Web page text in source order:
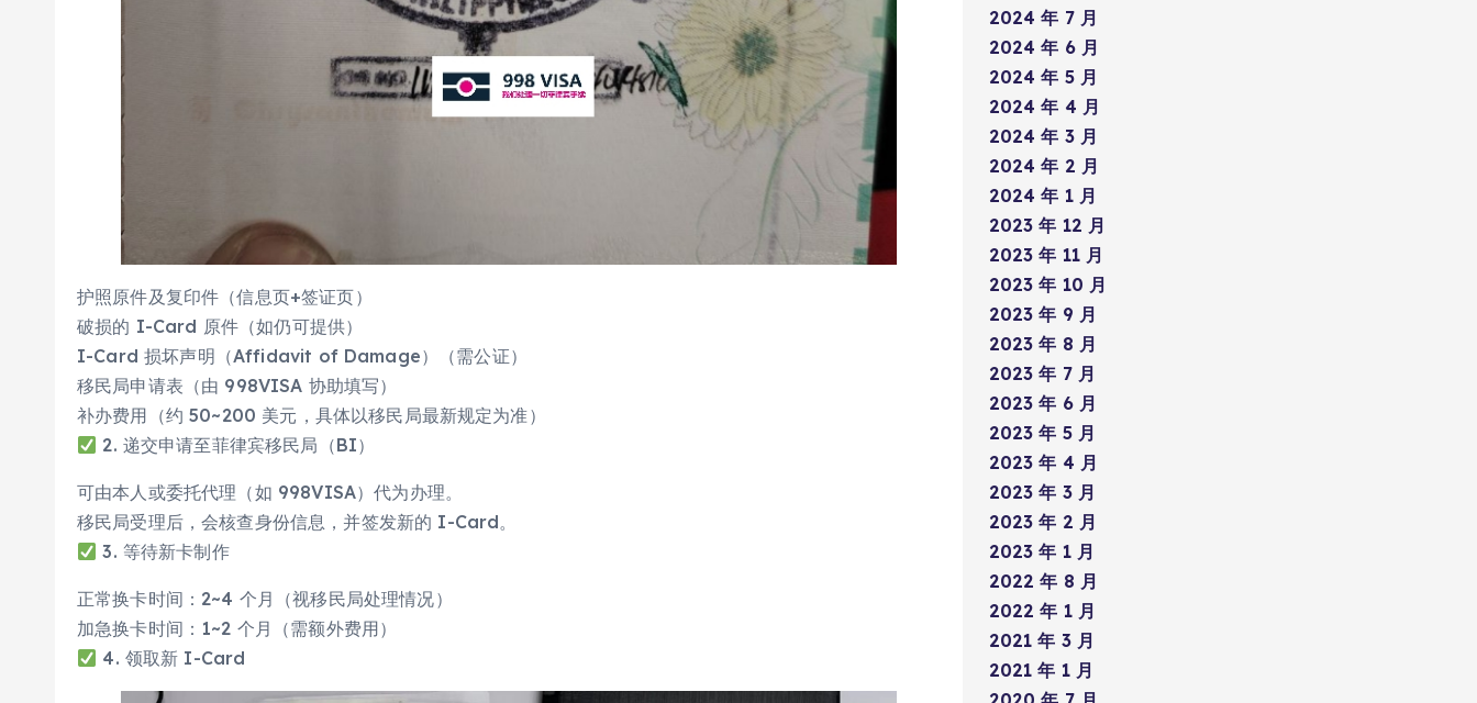
护照原件及复印件（信息页+签证页）
破损的 I-Card 原件（如仍可提供）
I-Card 损坏声明（Affidavit of Damage）（需公证）
移民局申请表（由 998VISA 协助填写）
补办费用（约 50~200 美元，具体以移民局最新规定为准）
2. 递交申请至菲律宾移民局（BI）
可由本人或委托代理（如 998VISA）代为办理。
移民局受理后，会核查身份信息，并签发新的 I-Card。
3. 等待新卡制作
正常换卡时间：2~4 个月（视移民局处理情况）
加急换卡时间：1~2 个月（需额外费用）
4. 领取新 I-Card
2024 年 7 月
2024 年 6 月
2024 年 5 月
2024 年 4 月
2024 年 3 月
2024 年 2 月
2024 年 1 月
2023 年 12 月
2023 年 11 月
2023 年 10 月
2023 年 9 月
2023 年 8 月
2023 年 7 月
2023 年 6 月
2023 年 5 月
2023 年 4 月
2023 年 3 月
2023 年 2 月
2023 年 1 月
2022 年 8 月
2022 年 1 月
2021 年 3 月
2021 年 1 月